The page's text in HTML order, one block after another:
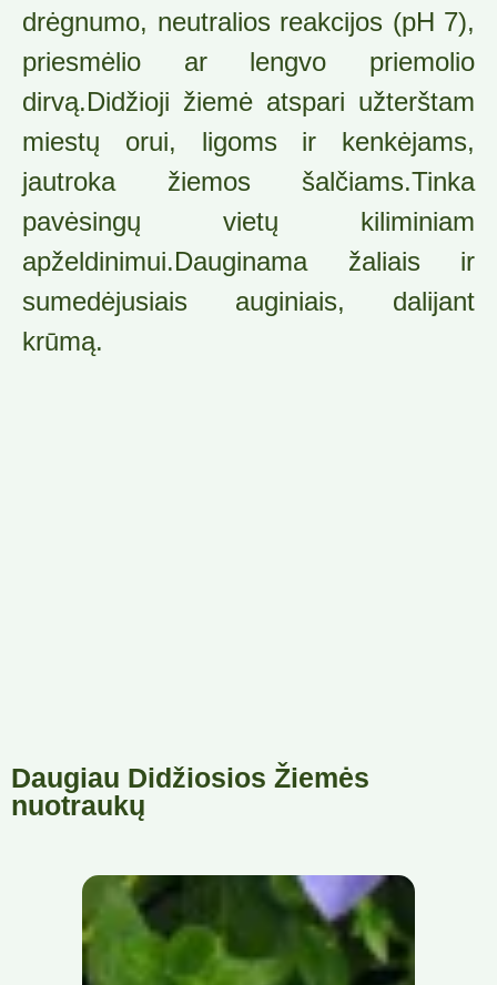
drėgnumo, neutralios reakcijos (pH 7),
priesmėlio ar lengvo priemolio
dirvą.Didžioji žiemė atspari užterštam
miestų orui, ligoms ir kenkėjams,
jautroka žiemos šalčiams.Tinka
pavėsingų vietų kiliminiam
apželdinimui.Dauginama žaliais ir
sumedėjusiais auginiais, dalijant
krūmą.
Daugiau Didžiosios Žiemės
nuotraukų